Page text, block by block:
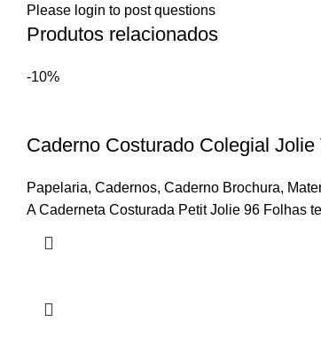
Please login to post questions
Produtos relacionados
-10%
Caderno Costurado Colegial
Papelaria, Cadernos, Caderno Brochura,
A Caderneta Costurada Petit Jolie 96 Folhas